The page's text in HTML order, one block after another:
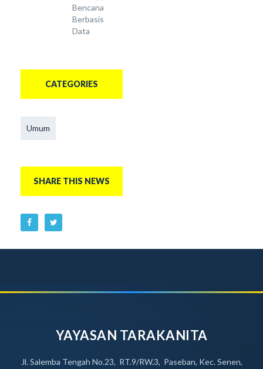
Bencana
Berbasis
Data
CATEGORIES
Umum
SHARE THIS NEWS
YAYASAN TARAKANITA
Jl. Salemba Tengah No.23, RT.9/RW.3, Paseban, Kec. Senen,